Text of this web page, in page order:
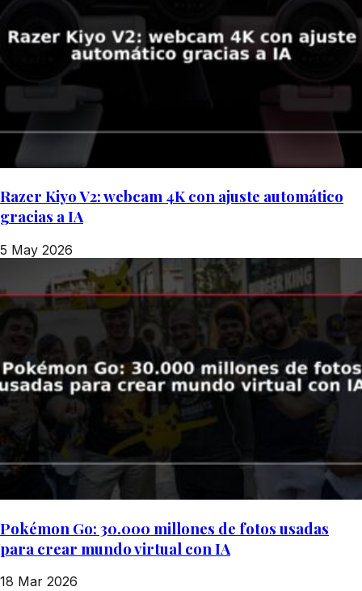
Razer Kiyo V2: webcam 4K con ajuste automático
gracias a IA
5 May 2026
Pokémon Go: 30.000 millones de fotos usadas
para crear mundo virtual con IA
18 Mar 2026